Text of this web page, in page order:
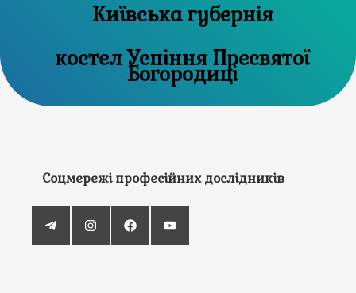
Київська губернія
костел Успіння Пресвятої
Богородиці
Соцмережі професійних дослідників